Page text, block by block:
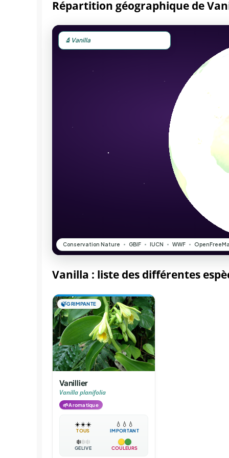
Répartition géographique de
Vanilla : liste des différentes
🍃GRIMPANTE
Vanillier
Vanilla planifolia
🌱Aromatique
☀️☀️☀️
TOUS
💧 💧 💧
IMPORTANT
❄️❄️❄️
GÉLIVE COULEURS